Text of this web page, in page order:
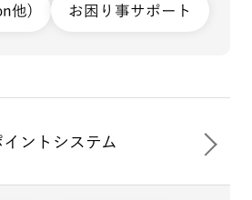
他) お困り事サポート
イントシステム